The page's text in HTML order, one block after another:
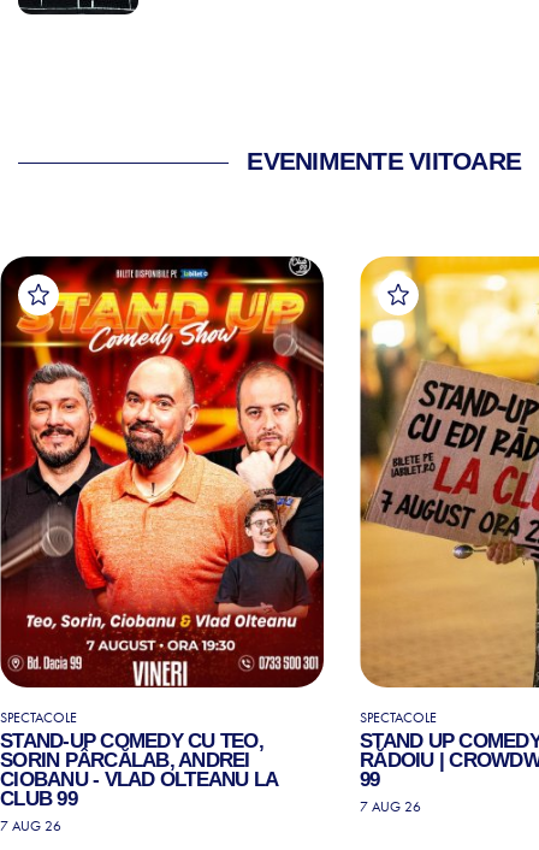
EVENIMENTE VIITOARE
SPECTACOLE
STAND-UP COMEDY CU TEO,
SORIN PÂRCĂLAB, ANDREI
CIOBANU - VLAD OLTEANU LA
CLUB 99
7 AUG 26
SPECTACOLE
STAND UP
RĂDOIU |
99
7 AUG 26